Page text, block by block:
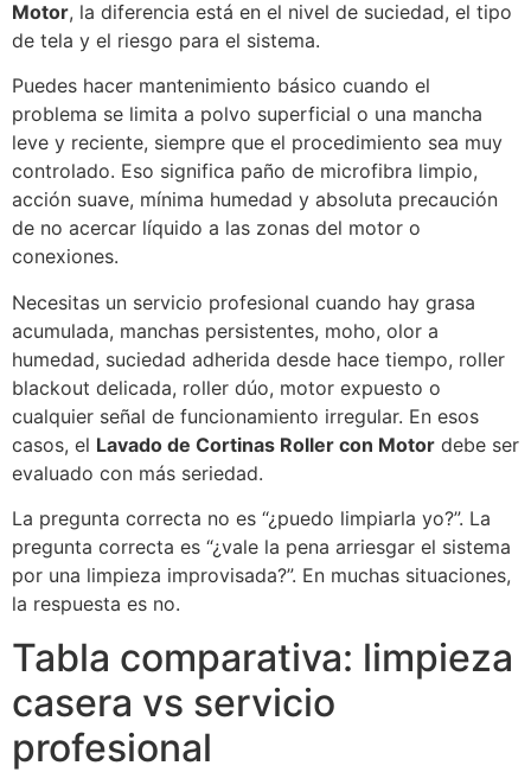
Motor, la diferencia está en el nivel de suciedad, el tipo
de tela y el riesgo para el sistema.
Puedes hacer mantenimiento básico cuando el
problema se limita a polvo superficial o una mancha
leve y reciente, siempre que el procedimiento sea muy
controlado. Eso significa paño de microfibra limpio,
acción suave, mínima humedad y absoluta precaución
de no acercar líquido a las zonas del motor o
conexiones.
Necesitas un servicio profesional cuando hay grasa
acumulada, manchas persistentes, moho, olor a
humedad, suciedad adherida desde hace tiempo, roller
blackout delicada, roller dúo, motor expuesto o
cualquier señal de funcionamiento irregular. En esos
casos, el Lavado de Cortinas Roller con Motor debe ser
evaluado con más seriedad.
La pregunta correcta no es “¿puedo limpiarla yo?”. La
pregunta correcta es “¿vale la pena arriesgar el sistema
por una limpieza improvisada?”. En muchas situaciones,
la respuesta es no.
Tabla comparativa: limpieza
casera vs servicio
profesional